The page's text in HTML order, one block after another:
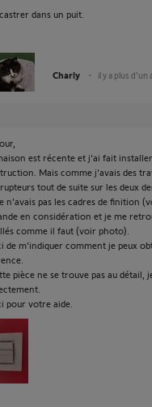
dans un puit.
Charly il y a plus d'un
est récente et j'ai fait
Mais comme j'avais des
tout de suite sur les deux
n'avais pas les cadres de finition
en considération et je me
comme il faut (voir photo).
de m'indiquer comment je peux
pièce ne se trouve pas au
pour votre aide.